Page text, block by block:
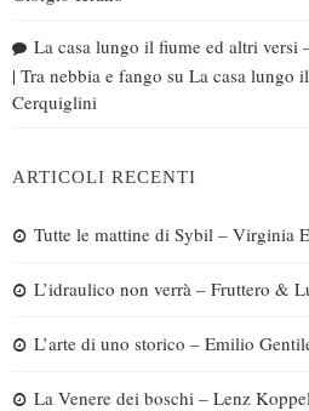
La casa lungo il fiume ed altri versi
| Tra nebbia e fango su La casa lungo
Cerquiglini
ARTICOLI RECENTI
Tutte le mattine di Sybil – Virginia
L’idraulico non verrà – Fruttero &
L’arte di uno storico – Emilio
La Venere dei boschi – Lenz